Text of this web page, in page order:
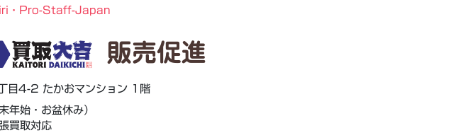
・Pro-Staff-Japan
販売促進
4-2 たかおマンション 1階
年始・お盆休み）
買取対応